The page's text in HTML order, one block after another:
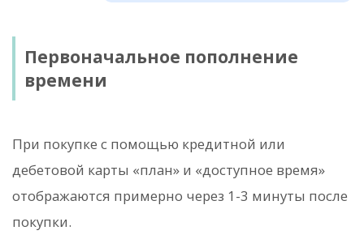
Первоначальное пополнение
времени
При покупке с помощью кредитной или
дебетовой карты «план» и «доступное время»
отображаются примерно через 1-3 минуты после
покупки.